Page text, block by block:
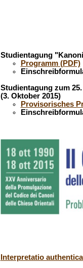
Studientagung
Programm (PDF)
Studientagung zum
(3. Oktober 2015)
Provisorisches
Interpretatio